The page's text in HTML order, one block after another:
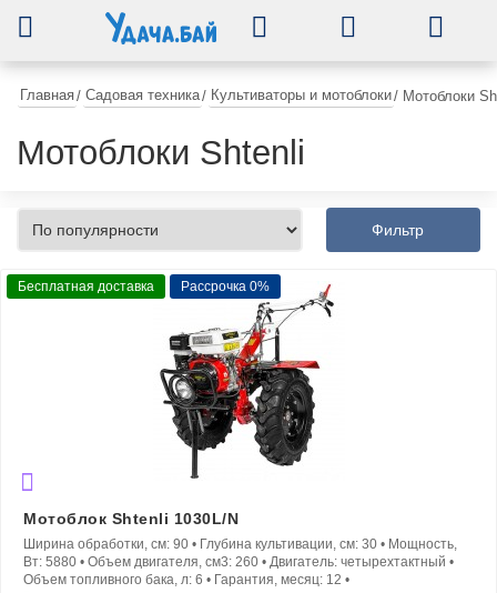
Главная/ Садовая техника/ Культиваторы и мотоблоки/ Мотоблоки
Мотоблоки Shtenli
Фильтр
Бесплатная доставка Рассрочка 0%
Мотоблок Shtenli 1030L/N
Ширина обработки, см: 90 • Глубина культивации, см: 30 • Мощность,
Вт: 5880 • Объем двигателя, см3: 260 • Двигатель: четырехтактный •
Объем топливного бака, л: 6 • Гарантия, месяц: 12 •